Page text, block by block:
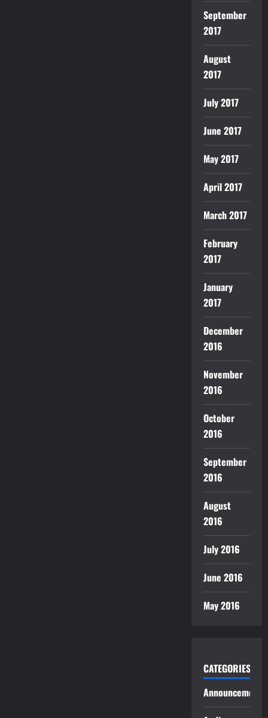
September
2017
August
2017
July 2017
June 2017
May 2017
April 2017
March 2017
February
2017
January
2017
December
2016
November
2016
October
2016
September
2016
August
2016
July 2016
June 2016
May 2016
CATEGORIES
Announcements